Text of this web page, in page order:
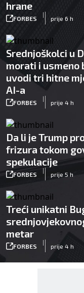
hrane
FORBES
|
prije 6 h
Srednjoškolci u
morati i
uvodi tri hitne
AI-a
FORBES
|
prije 4 h
Da li je Trump
frizura tokom
spekulacije
FORBES
|
prije 5 h
Treći unikatni
metar
FORBES
|
prije 4 h